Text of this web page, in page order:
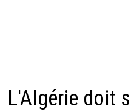
L'Algérie doit